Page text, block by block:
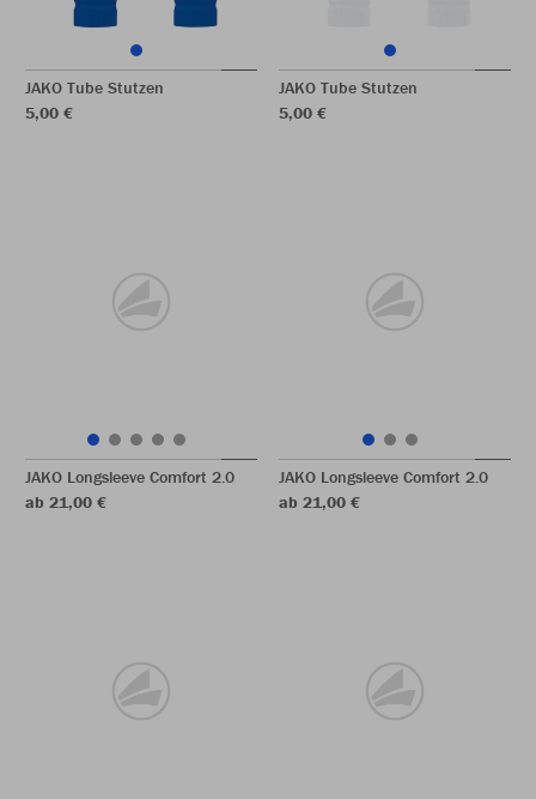
JAKO Tube Stutzen
5,00 €
JAKO Tube Stutzen
5,00 €
JAKO Longsleeve Comfort 2.0
ab 21,00 €
JAKO Longsleeve Comfort 2.0
ab 21,00 €